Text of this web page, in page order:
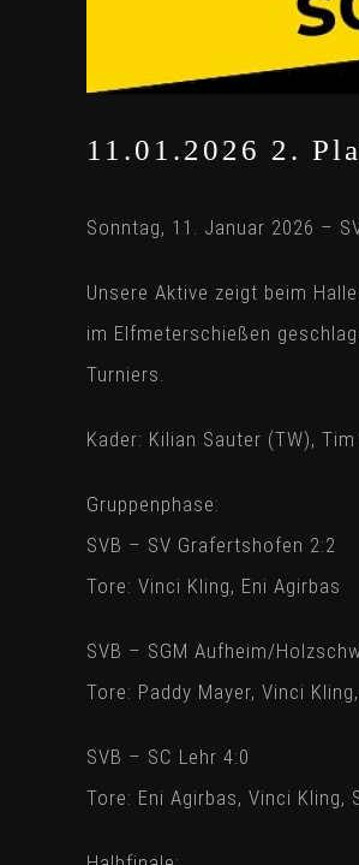
11.01.2026 2.
Sonntag, 11. Januar 2026 –
Unsere Aktive zeigt beim
im Elfmeterschießen
Turniers.
Kader: Kilian Sauter (TW),
Gruppenphase:
SVB – SV Grafertshofen 2:2
Tore: Vinci Kling, Eni Agirbas
SVB – SGM Aufheim/
Tore: Paddy Mayer, Vinci
SVB – SC Lehr 4:0
Tore: Eni Agirbas, Vinci Kling,